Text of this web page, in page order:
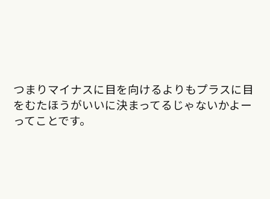
つまりマイナスに目を向けるよりもプラスに目
をむたほうがいいに決まってるじゃないかよー
ってことです。